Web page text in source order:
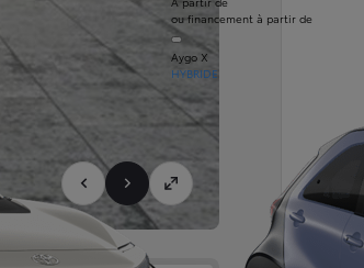
ou financement à partir de
Aygo X
HYBRIDE